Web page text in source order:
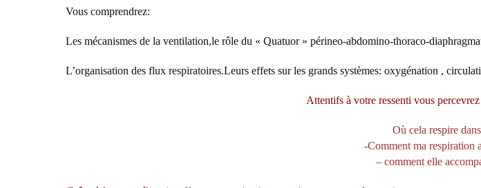
Vous comprendrez:
Les mécanismes de la ventilation,le rôle du « Quatuor » périneo-abdomino-thoraco-
L’organisation des flux respiratoires.Leurs effets sur les grands systèmes: oxygénation ,
Attentifs à votre ressenti vous
Où cela respire
-Comment ma respiration
– comment elle